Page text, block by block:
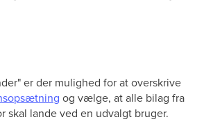
er der mulighed for at overskrive
og vælge, at alle bilag fra
skal lande ved en udvalgt bruger.